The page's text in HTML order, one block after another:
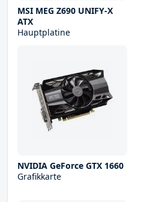
MSI MEG Z690 UNIFY-X
ATX
Hauptplatine
NVIDIA GeForce GTX 1660
Grafikkarte